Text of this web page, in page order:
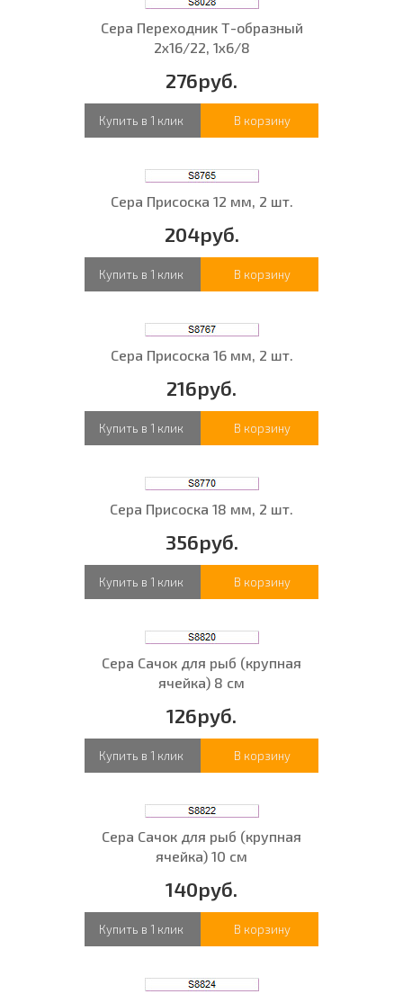
Сера Переходник Т-образный
2х16/22, 1х6/8
276руб.
Купить в 1 клик В корзину
Сера Присоска 12 мм, 2 шт.
204руб.
Купить в 1 клик В корзину
Сера Присоска 16 мм, 2 шт.
216руб.
Купить в 1 клик В корзину
Сера Присоска 18 мм, 2 шт.
356руб.
Купить в 1 клик В корзину
Сера Сачок для рыб (крупная
ячейка) 8 см
126руб.
Купить в 1 клик В корзину
Сера Сачок для рыб (крупная
ячейка) 10 см
140руб.
Купить в 1 клик В корзину